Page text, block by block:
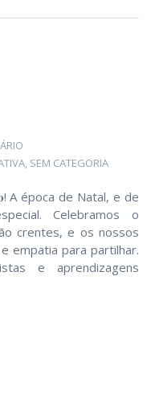
, SEM CATEGORIA
A época de Natal, e de
Celebramos o
crentes, e os nossos
empatia para partilhar.
e aprendizagens